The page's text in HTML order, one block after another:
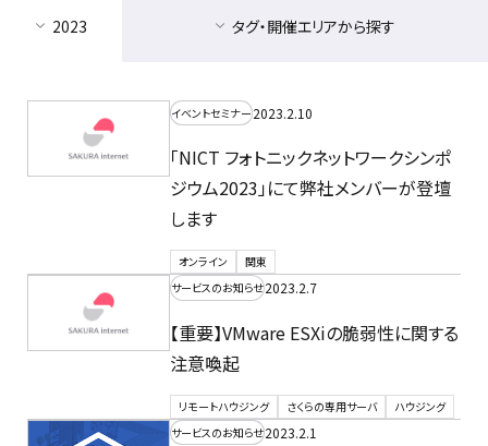
2023 タグ・開催エリアから探す
イベントセミナー2023.2.10
「NICT フォトニックネットワークシンポ
ジウム2023」にて弊社メンバーが登壇
します
オンライン
関東
サービスのお知らせ2023.2.7
【重要】VMware ESXiの脆弱性に関する
注意喚起
リモートハウジング さくらの専用サーバ
ハウジング
サービスのお知らせ2023.2.1